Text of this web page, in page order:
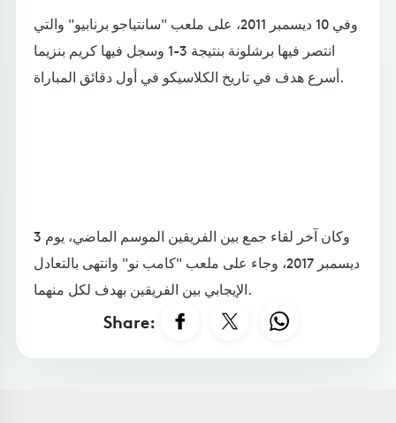
وفي 10 ديسمبر 2011، على ملعب "سانتياجو برنابيو" والتي
انتصر فيها برشلونة بنتيجة 3-1 وسجل فيها كريم بنزيما
أسرع هدف في تاريخ الكلاسيكو في أول دقائق المباراة.
وكان آخر لقاء جمع بين الفريقين الموسم الماضي، يوم 3
ديسمبر 2017، وجاء على ملعب "كامب نو" وانتهى بالتعادل
الإيجابي بين الفريقين بهدف لكل منهما.
Share: